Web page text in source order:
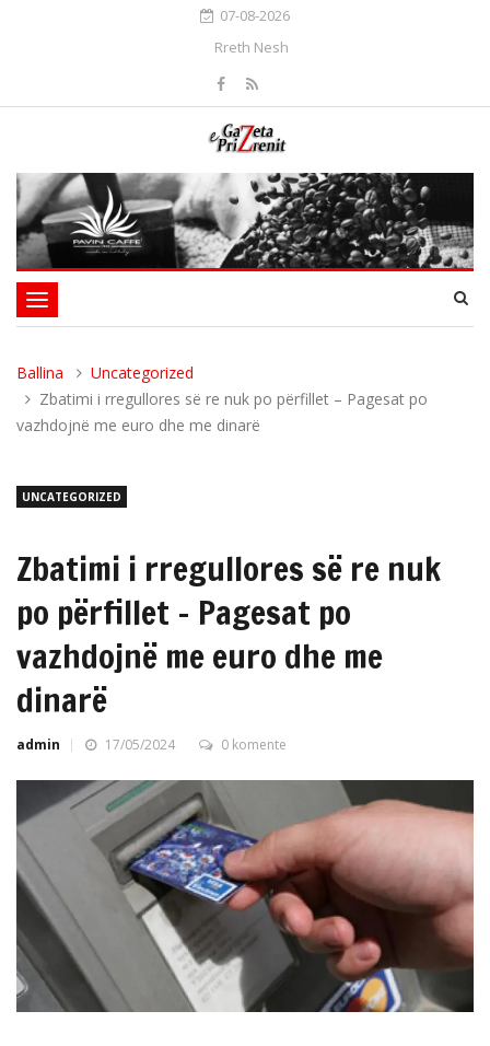
07-08-2026
Rreth Nesh
Toggle
navigation
Ballina
Uncategorized
Zbatimi i rregullores së re nuk po përfillet – Pagesat po
vazhdojnë me euro dhe me dinarë
UNCATEGORIZED
Zbatimi i rregullores së re nuk
po përfillet – Pagesat po
vazhdojnë me euro dhe me
dinarë
admin 17/05/2024 0 komente